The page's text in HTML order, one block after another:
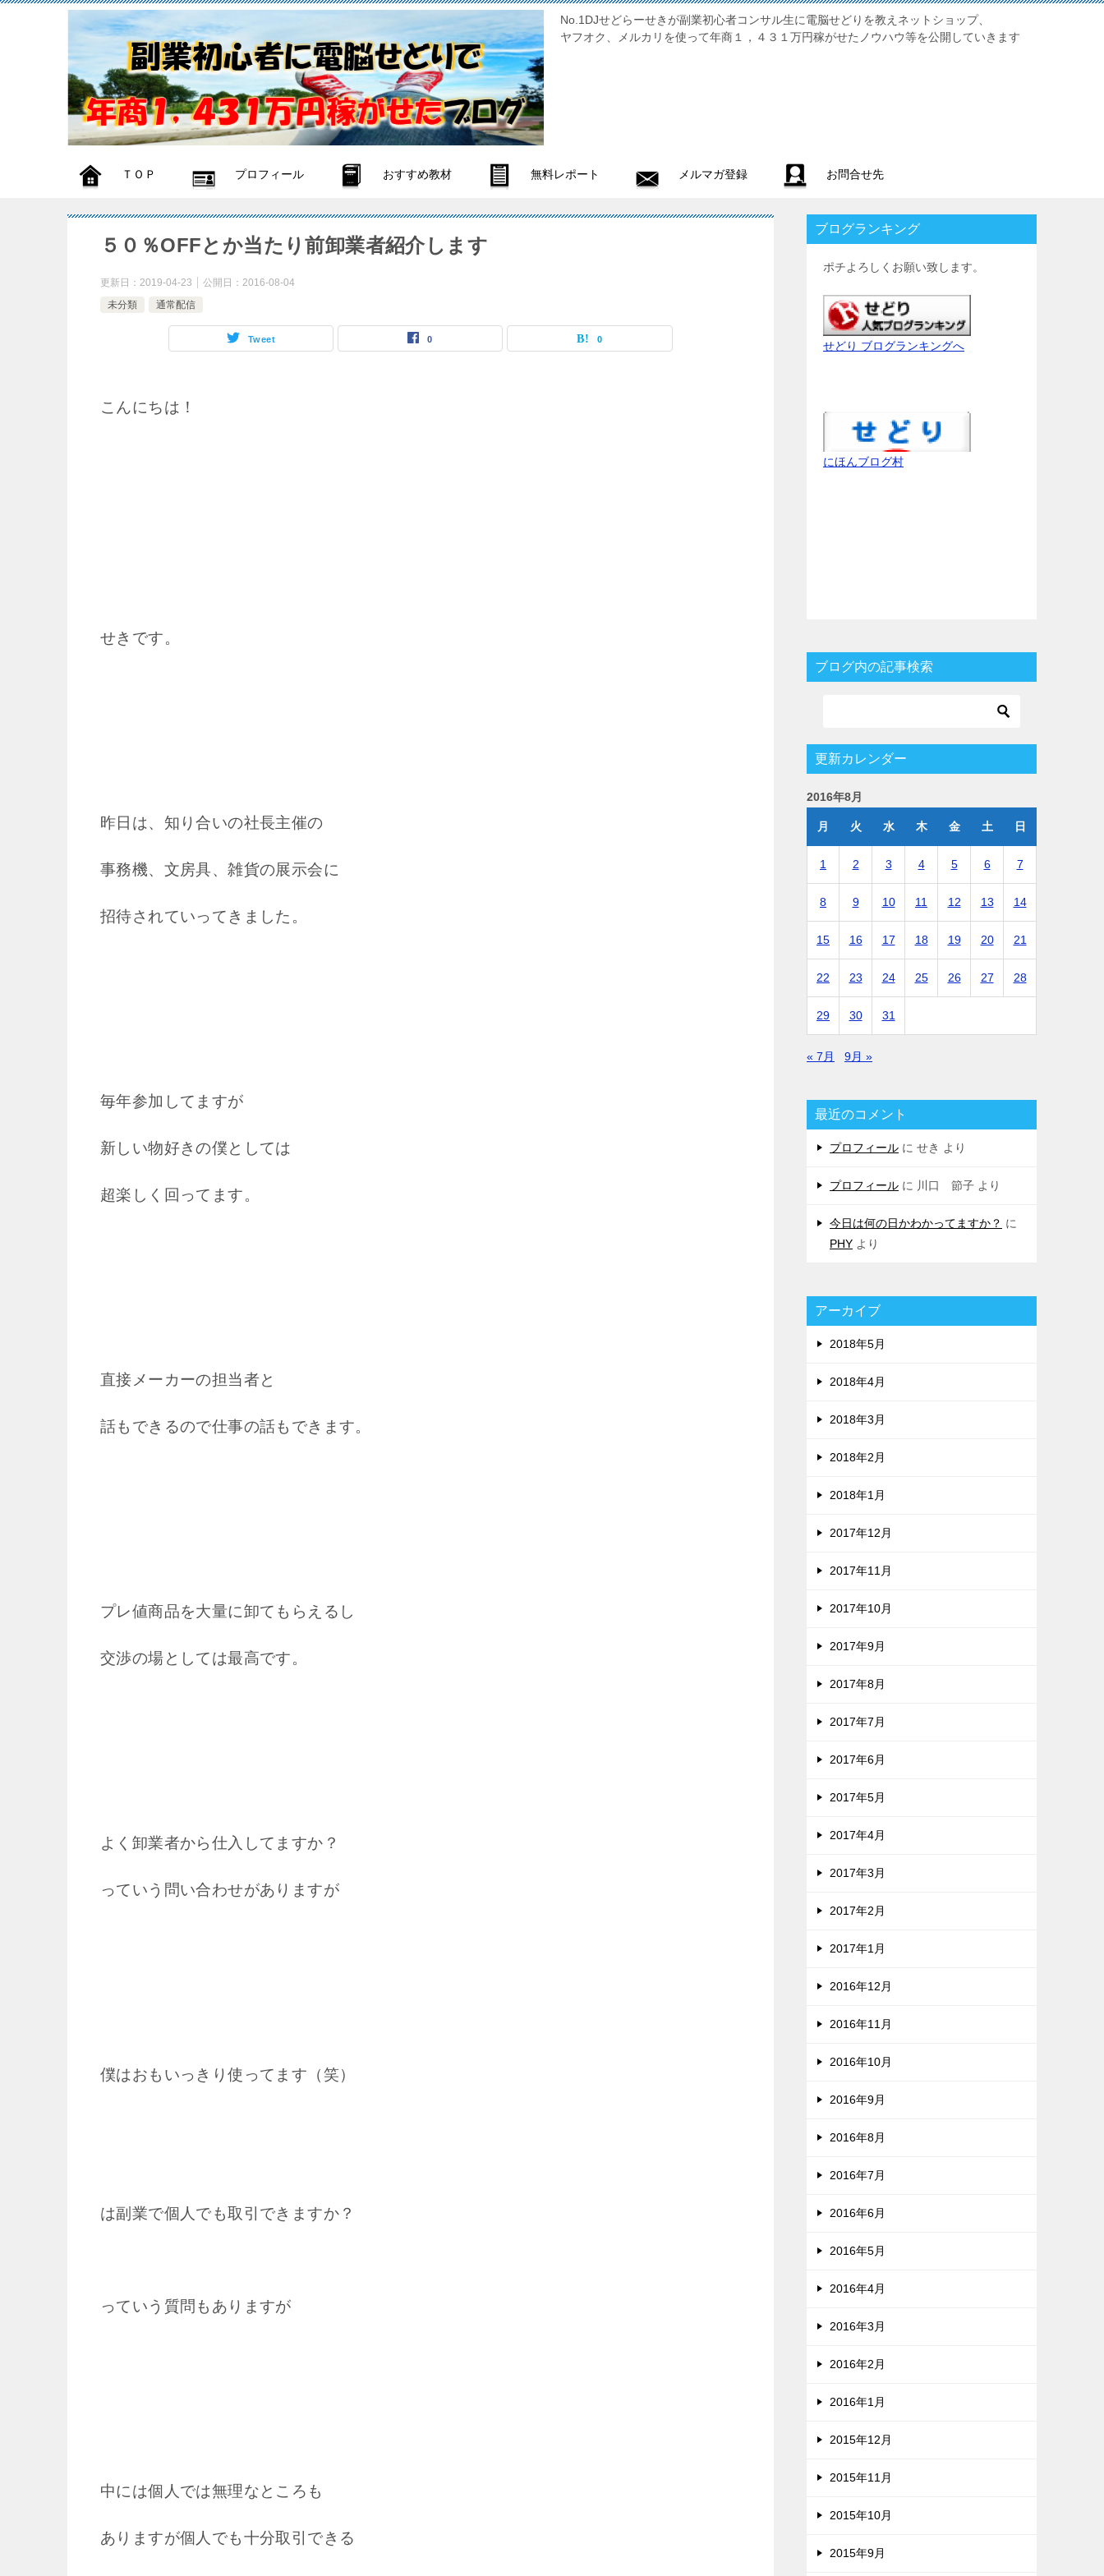
No.1DJせどらーせきが副業初心者コンサル生に電脳せどりを教えネットショップ、
ヤフオク、メルカリを使って年商１，４３１万円稼がせたノウハウ等を公開していきます
ＴＯＰ プロフィール おすすめ教材 無料レポート メルマガ登録 お問合せ先
５０％OFFとか当たり前卸業者紹介します
更新日： 2019-04-23 公開日： 2016-08-04
未分類
通常配信
Tweet 0 0
こんにちは！
せきです。
昨日は、知り合いの社長主催の
事務機、文房具、雑貨の展示会に
招待されていってきました。
毎年参加してますが
新しい物好きの僕としては
超楽しく回ってます。
直接メーカーの担当者と
話もできるので仕事の話もできます。
プレ値商品を大量に卸てもらえるし
交渉の場としては最高です。
よく卸業者から仕入してますか？
っていう問い合わせがありますが
僕はおもいっきり使ってます（笑）
は副業で個人でも取引できますか？
っていう質問もありますが
中には個人では無理なところも
ありますが個人でも十分取引できる
ブログランキング
ポチよろしくお願い致します。
せどり ブログランキングへ
にほんブログ村
ブログ内の記事検索
更新カレンダー
2016年8月
月 火 水 木 金 土 日
1 2 3 4 5 6 7
8 9 10 11 12 13 14
15 16 17 18 19 20 21
22 23 24 25 26 27 28
29 30 31
« 7月 9月 »
最近のコメント
プロフィール に せき より
プロフィール に 川口 節子 より
今日は何の日かわかってますか？ に
PHY より
アーカイブ
2018年5月
2018年4月
2018年3月
2018年2月
2018年1月
2017年12月
2017年11月
2017年10月
2017年9月
2017年8月
2017年7月
2017年6月
2017年5月
2017年4月
2017年3月
2017年2月
2017年1月
2016年12月
2016年11月
2016年10月
2016年9月
2016年8月
2016年7月
2016年6月
2016年5月
2016年4月
2016年3月
2016年2月
2016年1月
2015年12月
2015年11月
2015年10月
2015年9月